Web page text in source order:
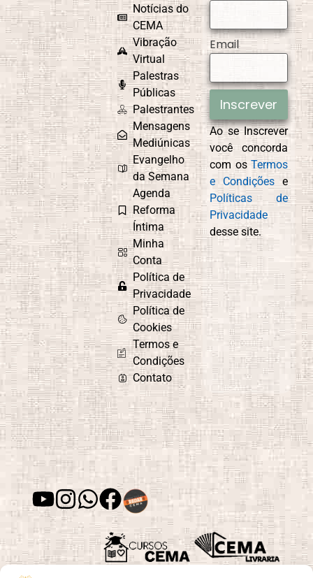
Notícias do
CEMA
Vibração
Virtual
Palestras
Públicas
Palestrantes
Mensagens
Mediúnicas
Evangelho
da Semana
Agenda
Reforma
Íntima
Minha
Conta
Política de
Privacidade
Política de
Cookies
Termos e
Condições
Contato
Email
Inscrever
Ao se Inscrever
você concorda
com osTermos
e Condições e
Políticas de
Privacidade
desse site.